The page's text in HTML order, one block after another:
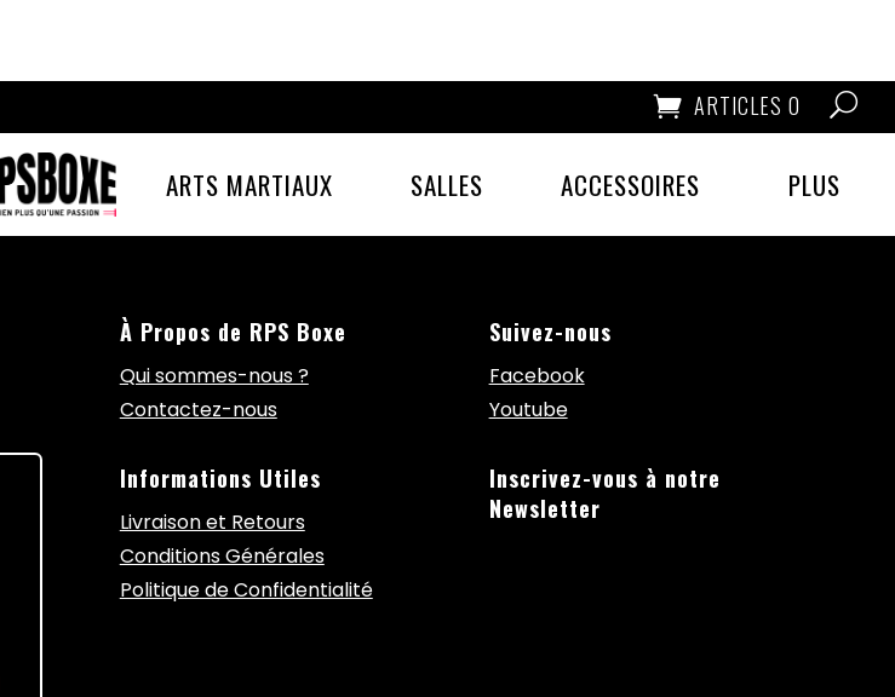
ARTICLES 0
ARTS MARTIAUX SALLES ACCESSOIRES PLUS
À Propos de RPS Boxe
Qui sommes-nous ?
Contactez-nous
Informations Utiles
Livraison et Retours
Conditions Générales
Politique de Confidentialité
Suivez-nous
Facebook
Youtube
Inscrivez-vous à notre
Newsletter